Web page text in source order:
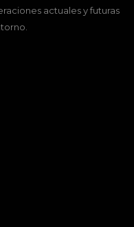
actuales y futuras